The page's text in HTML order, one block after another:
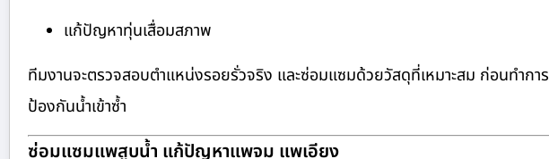
แก้ปัญหาทุ่นเสื่อมสภาพ
ทีมงานจะตรวจสอบตำแหน่งรอยรั่วจริง และซ่อมแซมด้วยวัสดุที่เหมาะสม ก่อนทำการ
ป้องกันน้ำเข้าซ้ำ
ซ่อมแซมแพสูบน้ำ แก้ปัญหาแพจม แพเอียง